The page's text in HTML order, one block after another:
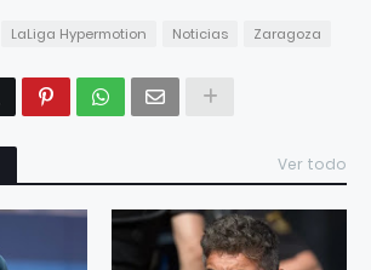
LaLiga Hypermotion Noticias Zaragoza
Ver todo